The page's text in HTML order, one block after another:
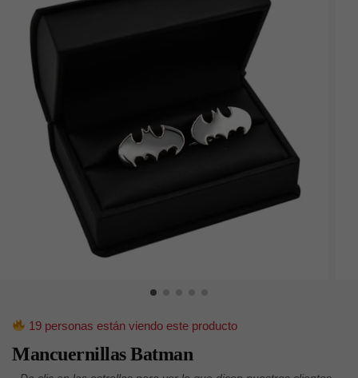
19 personas están viendo este producto
Mancuernillas Batman